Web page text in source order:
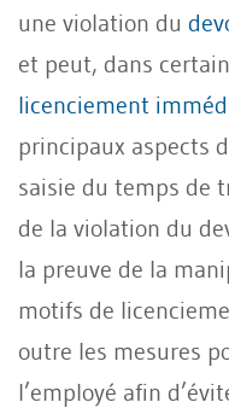
une violation du
et peut, dans
licenciement
principaux aspects
saisie du temps de
de la violation du
la preuve de la
motifs de
outre les mesures
l’employé afin